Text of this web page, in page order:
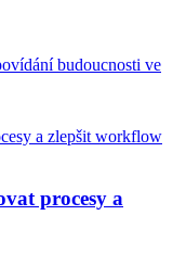
budoucnosti ve
procesy a